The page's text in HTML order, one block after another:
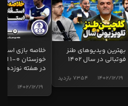
بهترین ویدیوهای طنز
فوتبالی در سال 1402
7354 بازدید 1402/12/19
خلاصه بازی
در هفته نوزدهم
1402/12/19